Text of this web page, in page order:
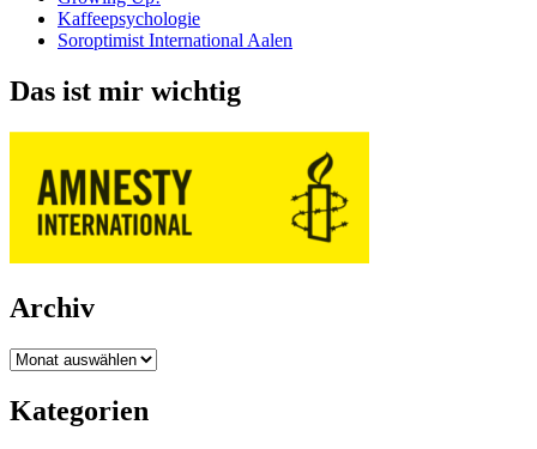
Kaffeepsychologie
Soroptimist International Aalen
Das ist mir wichtig
Archiv
Archiv
Kategorien